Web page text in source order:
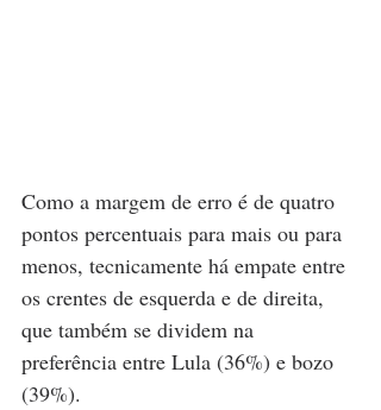
Como a margem de erro é de quatro
pontos percentuais para mais ou para
menos, tecnicamente há empate entre
os crentes de esquerda e de direita,
que também se dividem na
preferência entre Lula (36%) e bozo
(39%).